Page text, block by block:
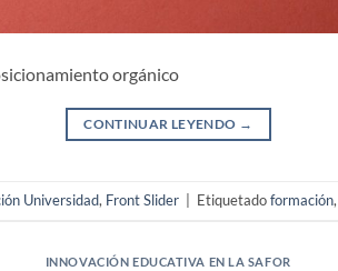
orgánico
CONTINUAR LEYENDO →
Universidad, Front Slider Etiquetadoformación,
INNOVACIÓN EDUCATIVA EN LA SAFOR